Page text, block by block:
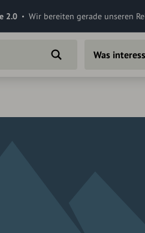
2.0 Wir bereiten gerade unseren
Was